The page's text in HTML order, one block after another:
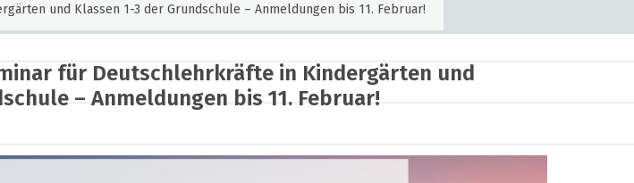
und Klassen 1-3 der Grundschule – Anmeldungen bis 11. Februar!
für Deutschlehrkräfte in Kindergärten und
– Anmeldungen bis 11. Februar!